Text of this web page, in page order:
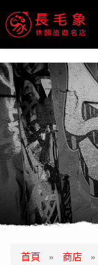
首頁 » 商店 »